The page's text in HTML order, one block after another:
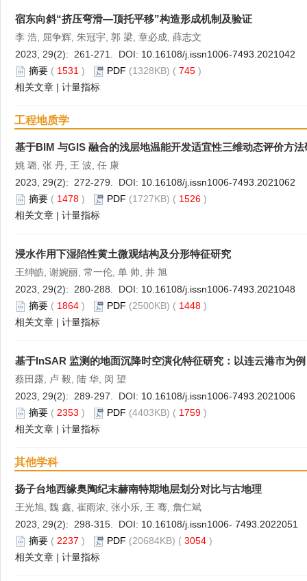
宿东向斜“挤压弯滑—顶托平移”构造形成机制及验证
李 浩, 屈争辉, 朱冠宇, 郭 梁, 章必成, 薛志文
2023, 29(2): 261-271. DOI: 10.16108/j.issn1006-7493.2021042
摘要 ( 1531 ) PDF (1328KB) ( 745 )
相关文章 | 计量指标
工程地质学
基于BIM 与GIS 融合的浅层地温能开发适宜性三维动态评价方法
姚 璐, 张 丹, 王 波, 任 康
2023, 29(2): 272-279. DOI: 10.16108/j.issn1006-7493.2021062
摘要 ( 1478 ) PDF (1727KB) ( 1526 )
相关文章 | 计量指标
浸水作用下湿陷性黄土微观结构及分形特征研究
王绅皓, 谢婉丽, 常一伦, 单 帅, 井 旭
2023, 29(2): 280-288. DOI: 10.16108/j.issn1006-7493.2021048
摘要 ( 1864 ) PDF (2500KB) ( 1448 )
相关文章 | 计量指标
基于InSAR 监测的地面沉降时空演化特征研究：以连云港市为例
蔡田露, 卢 毅, 陆 华, 闵 望
2023, 29(2): 289-297. DOI: 10.16108/j.issn1006-7493.2021006
摘要 ( 2353 ) PDF (4403KB) ( 1759 )
相关文章 | 计量指标
其他学科
扬子台地西缘奥陶纪末赫南特期地层划分对比与古地理
王光旭, 魏 鑫, 崔雨浓, 张小乐, 王 骞, 詹仁斌
2023, 29(2): 298-315. DOI: 10.16108/j.issn1006- 7493.2022051
摘要 ( 2237 ) PDF (20684KB) ( 3054 )
相关文章 | 计量指标